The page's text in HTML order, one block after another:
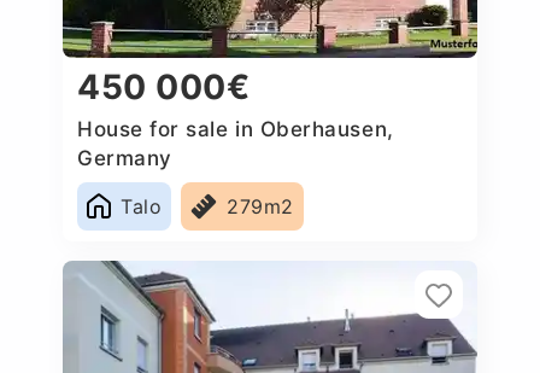
450 000€
House for sale in Oberhausen,
Germany
Talo
279m2